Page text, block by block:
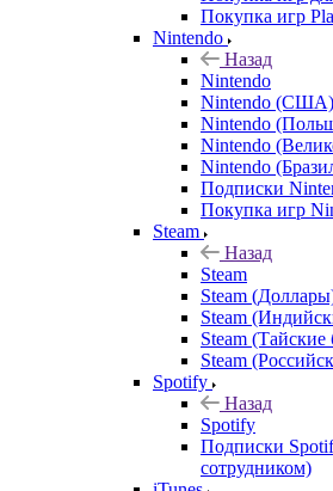
Покупка игр
Nintendo
Назад
Nintendo
Nintendo (США)
Nintendo
Nintendo
Nintendo
Подписки
Покупка игр
Steam
Назад
Steam
Steam
Steam
Steam (Тайские
Steam
Spotify
Назад
Spotify
Подписки
сотрудником)